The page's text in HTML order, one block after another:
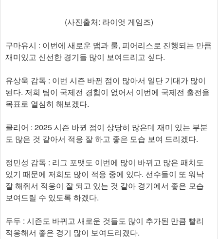
(사진출처: 라이엇 게임즈)
구마유시 : 이번에 새로운 맵과 룰, 피어리스로 진행되는 만큼
재미있고 신선한 경기들 많이 보여드리고 싶다.
유상욱 감독 : 이번 시즌 바뀐 점이 많아서 일단 기대가 많이
된다. 저희 팀이 국제전 경험이 없어서 이번에 국제전 출전을
목표로 열심히 해보겠다.
클리어 : 2025 시즌 바뀐 점이 상당히 많은데 재미 있는 부분
도 많은 것 같아서 적응 잘 하고 좋은 모습 보여 드리겠다.
정민성 감독 : 리그 포맷도 이번에 많이 바뀌고 많은 패치도
있기 때문에 저희도 많이 적응 중에 있다. 선수들이 또 워낙
잘 해줘서 적응이 잘 되고 있는 것 같아 경기에서 좋은 모습
보여드릴 수 있도록 하겠다.
두두 : 시즌도 바뀌고 새로운 것들도 많이 추가된 만큼 빨리
적응해서 좋은 경기 많이 보여드리겠다.